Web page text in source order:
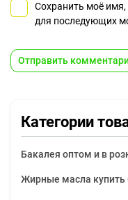
Сохранить моё имя,
для последующих
Категории
Бакалея оптом и в
Жирные масла купить